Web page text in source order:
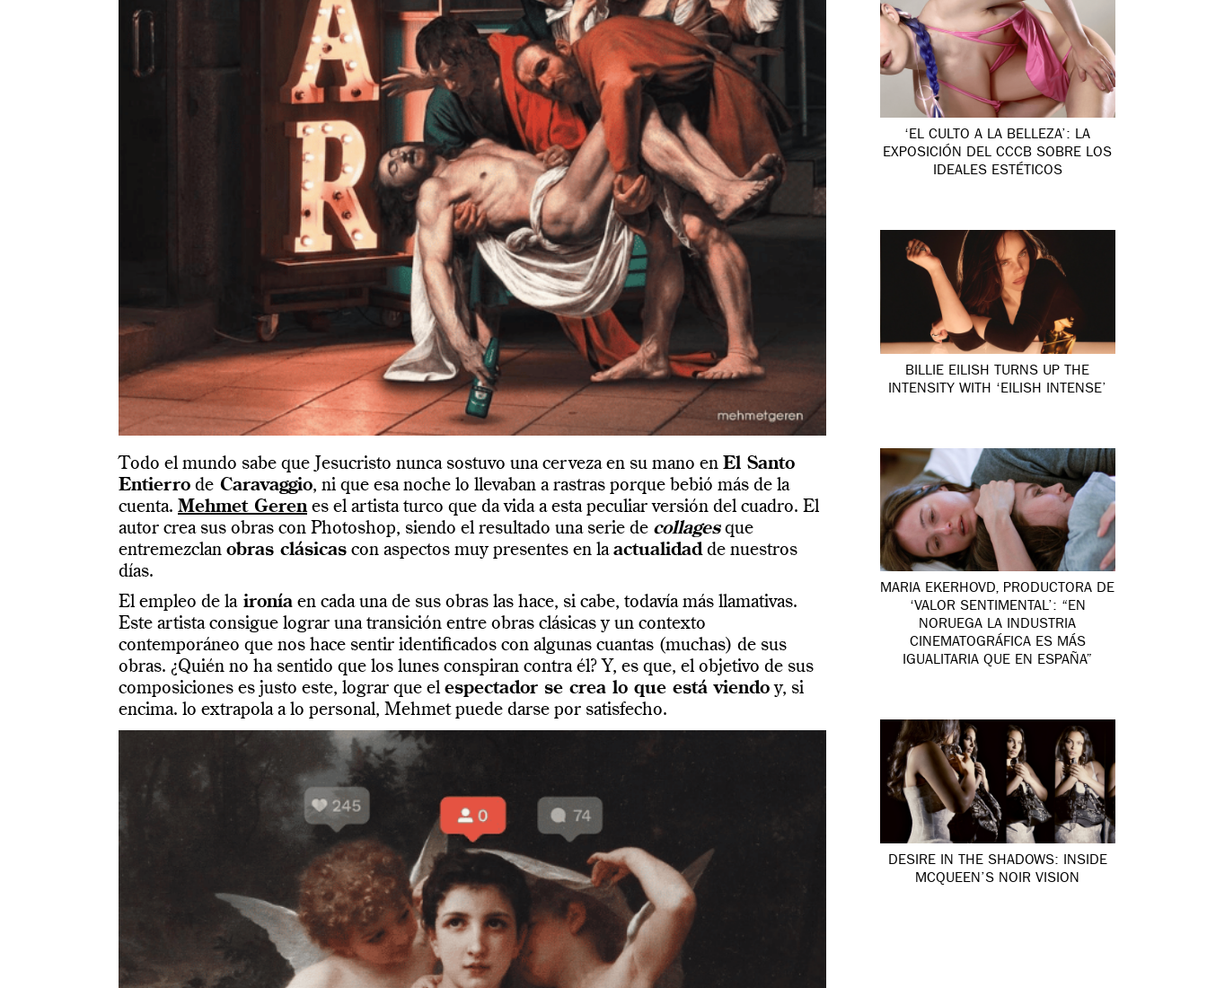
Todo el mundo sabe que Jesucristo nunca sostuvo una cerveza en su mano en El Santo
Entierro de Caravaggio, ni que esa noche lo llevaban a rastras porque bebió más de la
cuenta. Mehmet Gerenes el artista turco que da vida a esta peculiar versión del cuadro. El
autor crea sus obras con Photoshop, siendo el resultado una serie de collagesque
entremezclan obras clásicas con aspectos muy presentes en la actualidadde nuestros
días.
El empleo de laironía en cada una de sus obras las hace, si cabe, todavía más llamativas.
Este artista consigue lograr una transición entre obras clásicas y un contexto
contemporáneo que nos hace sentir identificados con algunas cuantas (muchas) de sus
obras. ¿Quién no ha sentido que los lunes conspiran contra él? Y, es que, el objetivo de sus
composiciones es justo este, lograr que el espectador se crea lo que está viendo y, si
encima. lo extrapola a lo personal, Mehmet puede darse por satisfecho.
‘EL CULTO A LA BELLEZA’: LA
EXPOSICIÓN DEL CCCB SOBRE LOS
IDEALES ESTÉTICOS
BILLIE EILISH TURNS UP THE
INTENSITY WITH ‘EILISH INTENSE’
MARIA EKERHOVD, PRODUCTORA DE
‘VALOR SENTIMENTAL’: “EN
NORUEGA LA INDUSTRIA
CINEMATOGRÁFICA ES MÁS
IGUALITARIA QUE EN ESPAÑA”
DESIRE IN THE SHADOWS: INSIDE
MCQUEEN’S NOIR VISION